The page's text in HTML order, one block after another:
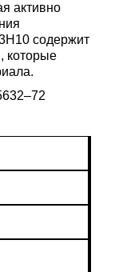
активно
содержит
которые